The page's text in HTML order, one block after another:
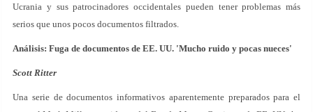
Ucrania y sus patrocinadores occidentales pueden tener problemas más
serios que unos pocos documentos filtrados.
Análisis: Fuga de documentos de EE. UU. 'Mucho ruido y pocas nueces'
Scott Ritter
Una serie de documentos informativos aparentemente preparados para el